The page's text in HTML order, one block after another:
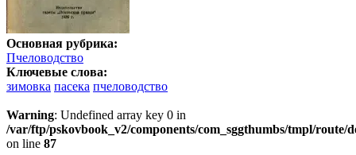
Основная рубрика:
Пчеловодство
Ключевые слова:
зимовка пасека пчеловодство
Warning: Undefined array key 0 in
/var/ftp/pskovbook_v2/components/com_sggthumbs/tmpl/route/
on line 87